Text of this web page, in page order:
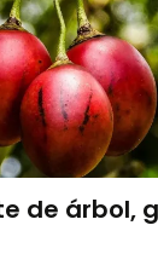
de árbol,